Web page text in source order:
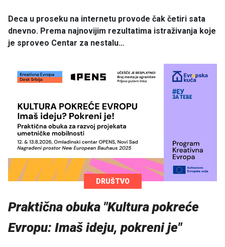
Deca u proseku na internetu provode čak četiri sata
dnevno. Prema najnovijim rezultatima istraživanja koje
je sproveo Centar za nestalu…
DRUŠTVO
Praktična obuka "Kultura pokreće
Evropu: Imaš ideju, pokreni je"